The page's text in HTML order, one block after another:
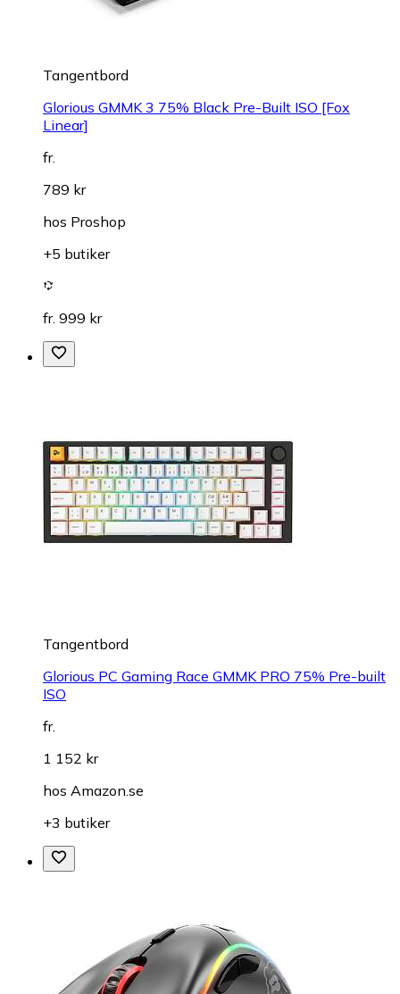
Tangentbord
Glorious GMMK 3 75% Black Pre-Built ISO [Fox
Linear]
fr.
789 kr
hos Proshop
+5 butiker
fr. 999 kr
Tangentbord
Glorious PC Gaming Race GMMK PRO 75% Pre-built
ISO
fr.
1 152 kr
hos Amazon.se
+3 butiker